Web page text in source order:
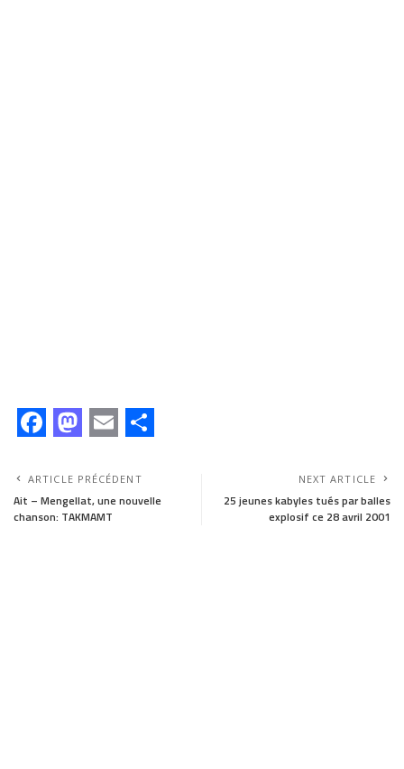
a
c
a
s
m
a
h
a
ARTICLE PRÉCÉDENT
Ait – Mengellat, une nouvelle
chanson: TAKMAMT
NEXT ARTICLE
25 jeunes kabyles tués par balles
explosif ce 28 avril 2001